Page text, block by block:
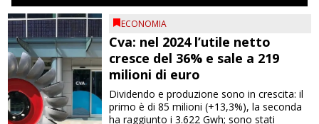
ECONOMIA
Cva: nel 2024 l’utile netto
cresce del 36% e sale a 219
milioni di euro
Dividendo e produzione sono in crescita: il
primo è di 85 milioni (+13,3%), la seconda
ha raggiunto i 3.622 Gwh; sono stati